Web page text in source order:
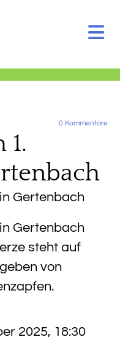
0 Kommentare
1.
Gertenbach
Gertenbach
2025, 18:30